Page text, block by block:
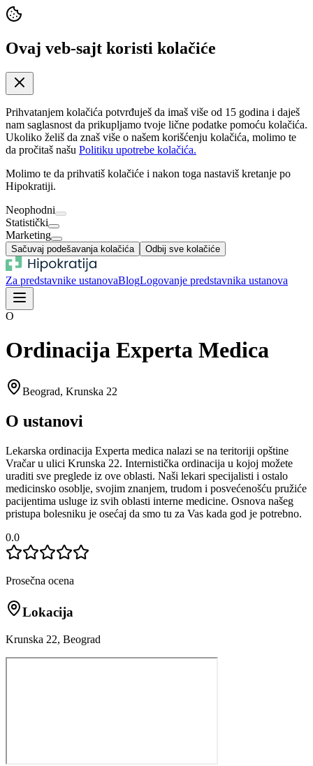
Ovaj veb-sajt koristi kolačiće
Prihvatanjem kolačića potvrđuješ da imaš više od 15 godina i daješ
nam saglasnost da prikupljamo tvoje lične podatke pomoću kolačića.
Ukoliko želiš da znaš više o našem korišćenju kolačića, molimo te
da pročitaš našu Politiku upotrebe kolačića.
Molimo te da prihvatiš kolačiće i nakon toga nastaviš kretanje po
Hipokratiji.
Neophodni
Statistički
Marketing
Sačuvaj podešavanja kolačića Odbij sve kolačiće
Za predstavnike ustanovaBlogLogovanje predstavnika ustanova
O
Ordinacija Experta Medica
Beograd, Krunska 22
O ustanovi
Lekarska ordinacija Experta medica nalazi se na teritoriji opštine
Vračar u ulici Krunska 22. Internistička ordinacija u kojoj možete
uraditi sve preglede iz ove oblasti. Naši lekari specijalisti i ostalo
medicinsko osoblje, svojim znanjem, trudom i posvećenošću pružiće
pacijentima usluge iz svih oblasti interne medicine. Osnova našeg
pristupa bolesniku je osećaj da smo tu za Vas kada god je potrebno.
0.0
Prosečna ocena
Lokacija
Krunska 22, Beograd